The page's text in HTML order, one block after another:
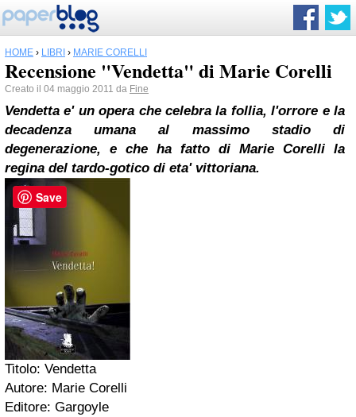
HOME › LIBRI › MARIE CORELLI
Recensione "Vendetta" di Marie Corelli
Creato il 04 maggio 2011 da Fine
Vendetta e' un opera che celebra la follia, l'orrore e la
decadenza umana al massimo stadio di
degenerazione, e che ha fatto di Marie Corelli la
regina del tardo-gotico di eta' vittoriana.
Titolo: Vendetta
Autore: Marie Corelli
Editore: Gargoyle
Save